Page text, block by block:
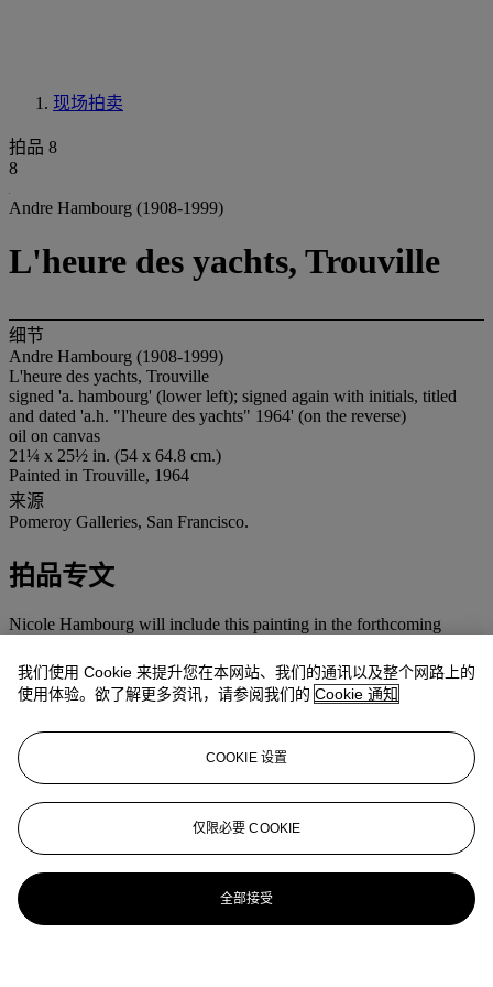
现场拍卖
拍品 8
8
Andre Hambourg (1908-1999)
L'heure des yachts, Trouville
细节
Andre Hambourg (1908-1999)
L'heure des yachts, Trouville
signed 'a. hambourg' (lower left); signed again with initials, titled
and dated 'a.h. "l'heure des yachts" 1964' (on the reverse)
oil on canvas
21¼ x 25½ in. (54 x 64.8 cm.)
Painted in Trouville, 1964
来源
Pomeroy Galleries, San Francisco.
拍品专文
Nicole Hambourg will include this painting in the forthcoming
我们使用 Cookie 来提升您在本网站、我们的通讯以及整个网路上的
使用体验。欲了解更多资讯，请参阅我们的 Cookie 通知
COOKIE 设置
仅限必要 COOKIE
全部接受